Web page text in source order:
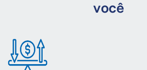
você